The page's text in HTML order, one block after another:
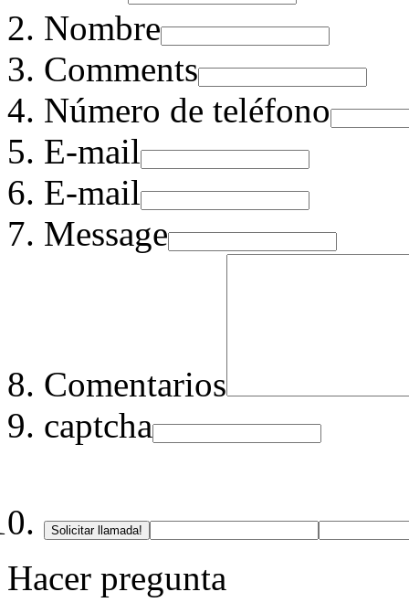
Nombre
Comments
Número de teléfono
E-mail
E-mail
Message
Comentarios
captcha
Solicitar llamada!
Hacer pregunta